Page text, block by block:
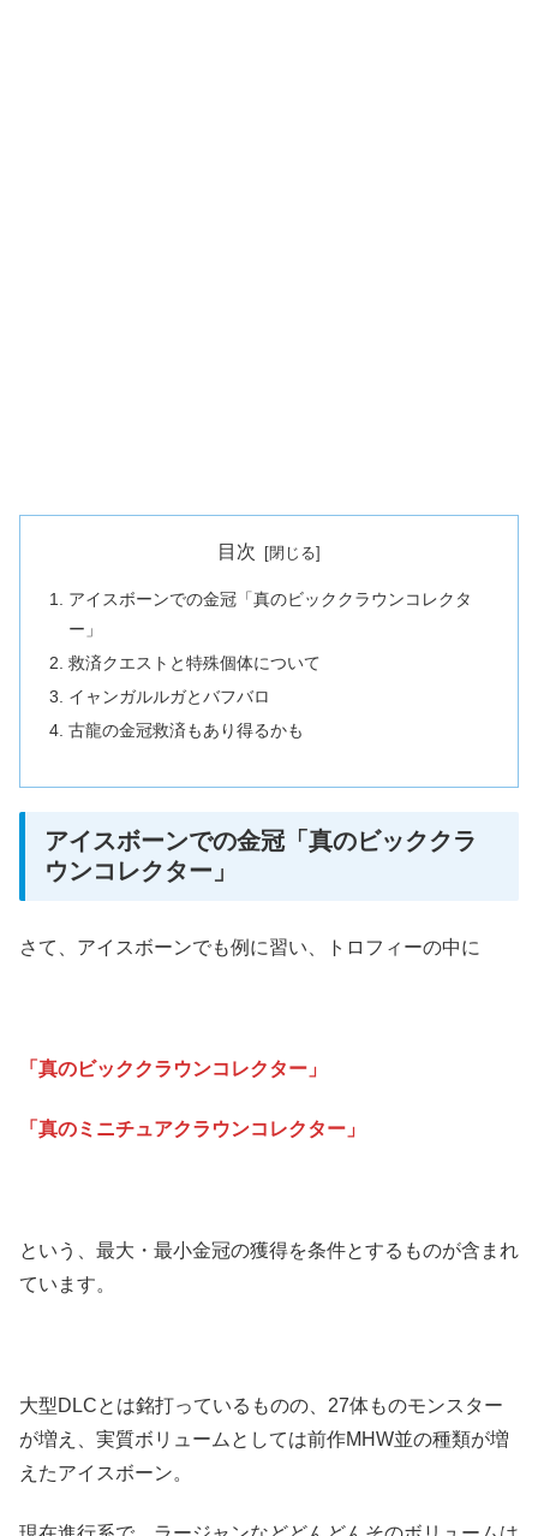
目次
アイスボーンでの金冠「真のビッククラウンコレクタ
ー」
救済クエストと特殊個体について
イャンガルルガとバフバロ
古龍の金冠救済もあり得るかも
アイスボーンでの金冠「真のビッククラ
ウンコレクター」
さて、アイスボーンでも例に習い、トロフィーの中に
「真のビッククラウンコレクター」
「真のミニチュアクラウンコレクター」
という、最大・最小金冠の獲得を条件とするものが含まれ
ています。
大型DLCとは銘打っているものの、27体ものモンスター
が増え、実質ボリュームとしては前作MHW並の種類が増
えたアイスボーン。